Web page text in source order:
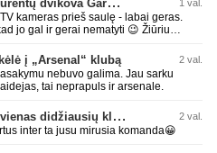
1 val.
kameras prieš saulę - labai geras.
jo gal ir gerai nematyti 😉 Žiūriu
Linkėjimai Tadui (slapyvardžiu „apie
varvinančių transliacijų dvasią 😀
į „Arsenal“ klubą 2 val.
nebuvo galima. Jau sarku
tai neprapuls ir arsenale.
M. Palestra: „Man „Chelsea“ – vienas didžiausių klubų futbole“ 2 val.
inter ta jusu mirusia komanda😀